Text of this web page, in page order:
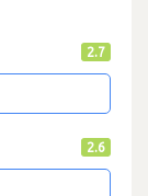
2.7
2.6